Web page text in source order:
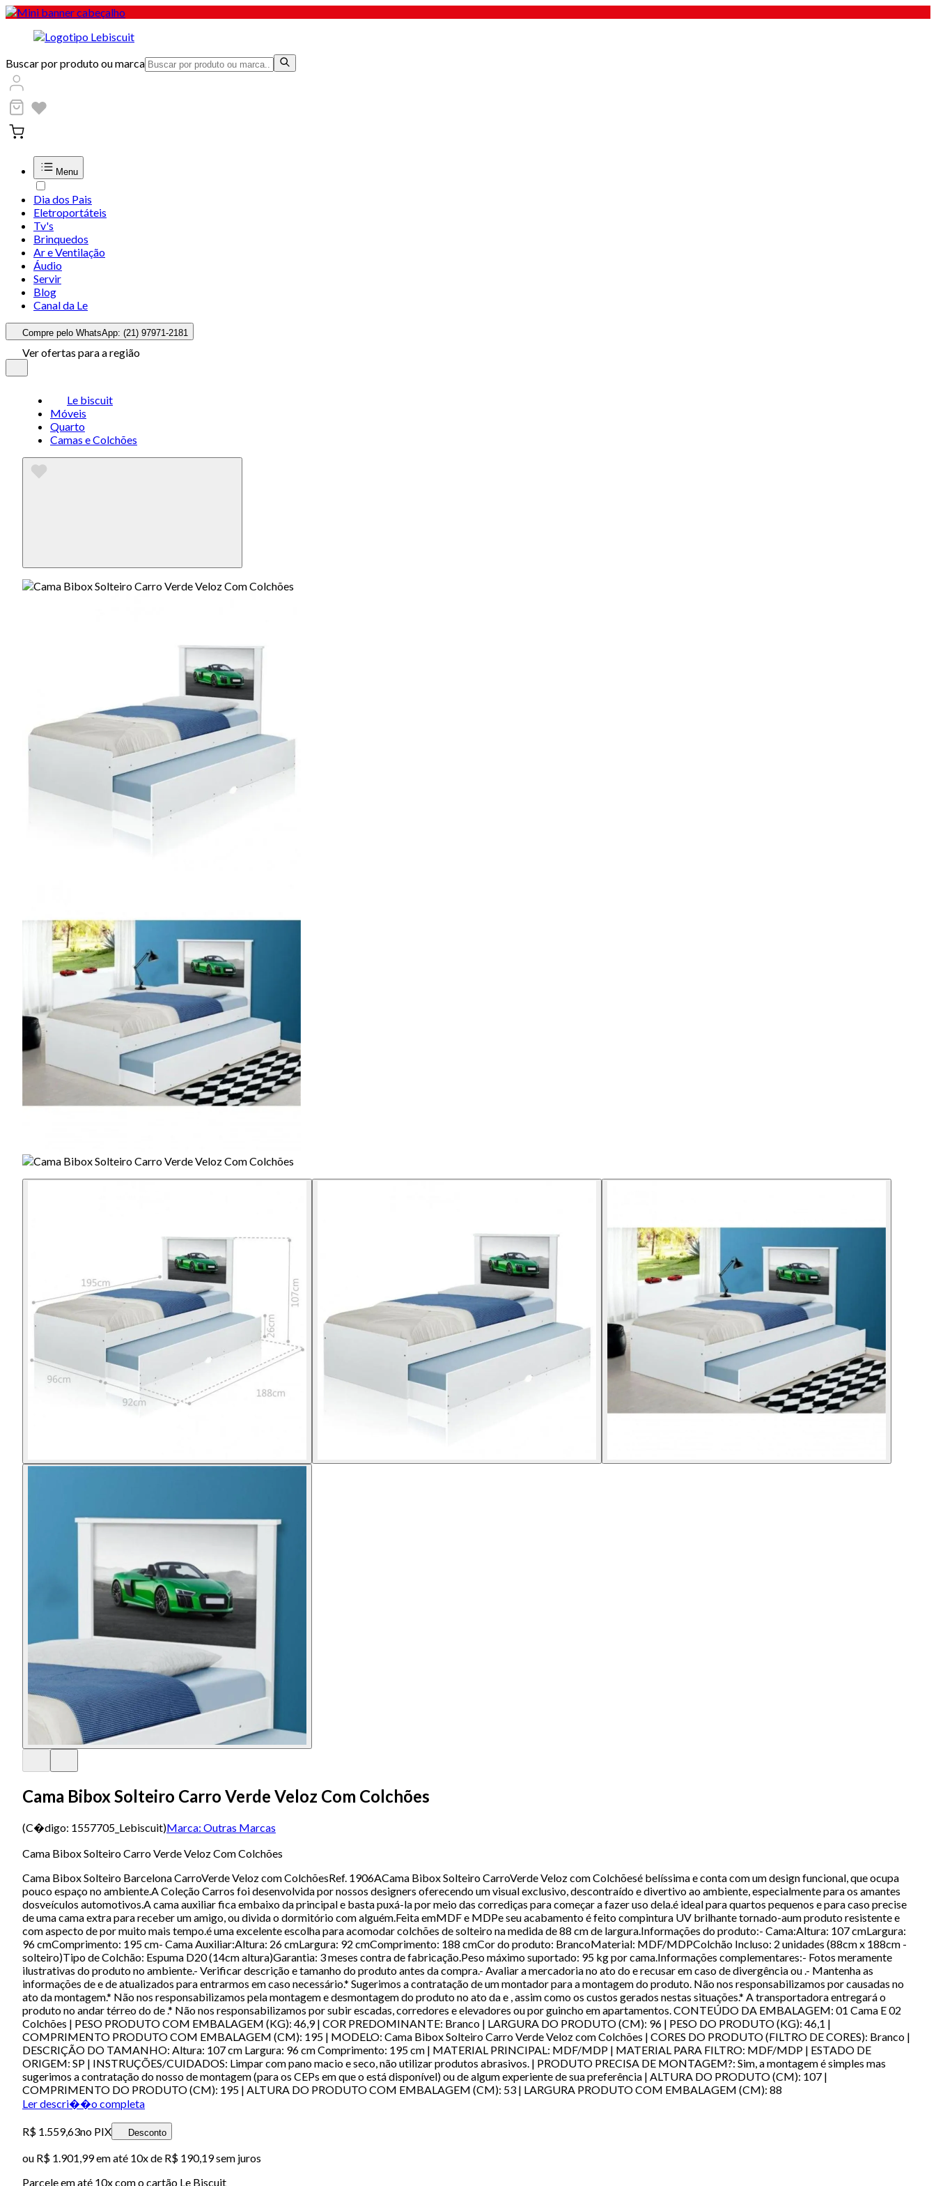
Buscar por produto ou marca
Menu
Dia dos Pais
Eletroportáteis
Tv's
Brinquedos
Ar e Ventilação
Áudio
Servir
Blog
Canal da Le
Compre pelo WhatsApp: (21) 97971-2181
Ver ofertas para a região
Le biscuit
Móveis
Quarto
Camas e Colchões
Cama Bibox Solteiro Carro Verde Veloz Com Colchões
(C�digo: 1557705_Lebiscuit)Marca: Outras Marcas
Cama Bibox Solteiro Carro Verde Veloz Com Colchões
Cama Bibox Solteiro Barcelona CarroVerde Veloz com ColchõesRef. 1906ACama Bibox Solteiro CarroVerde Veloz com Colchõesé belíssima e conta com um design funcional, que ocupa
pouco espaço no ambiente.A Coleção Carros foi desenvolvida por nossos designers oferecendo um visual exclusivo, descontraído e divertivo ao ambiente, especialmente para os amantes
dosveículos automotivos.A cama auxiliar fica embaixo da principal e basta puxá-la por meio das corrediças para começar a fazer uso dela.é ideal para quartos pequenos e para caso precise
de uma cama extra para receber um amigo, ou divida o dormitório com alguém.Feita emMDF e MDPe seu acabamento é feito compintura UV brilhante tornado-aum produto resistente e
com aspecto de por muito mais tempo.é uma excelente escolha para acomodar colchões de solteiro na medida de 88 cm de largura.Informações do produto:- Cama:Altura: 107 cmLargura:
96 cmComprimento: 195 cm- Cama Auxiliar:Altura: 26 cmLargura: 92 cmComprimento: 188 cmCor do produto: BrancoMaterial: MDF/MDPColchão Incluso: 2 unidades (88cm x 188cm -
solteiro)Tipo de Colchão: Espuma D20 (14cm altura)Garantia: 3 meses contra de fabricação.Peso máximo suportado: 95 kg por cama.Informações complementares:- Fotos meramente
ilustrativas do produto no ambiente.- Verificar descrição e tamanho do produto antes da compra.- Avaliar a mercadoria no ato do e recusar em caso de divergência ou .- Mantenha as
informações de e de atualizados para entrarmos em caso necessário.* Sugerimos a contratação de um montador para a montagem do produto. Não nos responsabilizamos por causadas no
ato da montagem.* Não nos responsabilizamos pela montagem e desmontagem do produto no ato da e , assim como os custos gerados nestas situações.* A transportadora entregará o
produto no andar térreo do de .* Não nos responsabilizamos por subir escadas, corredores e elevadores ou por guincho em apartamentos. CONTEÚDO DA EMBALAGEM: 01 Cama E 02
Colchões | PESO PRODUTO COM EMBALAGEM (KG): 46,9 | COR PREDOMINANTE: Branco | LARGURA DO PRODUTO (CM): 96 | PESO DO PRODUTO (KG): 46,1 |
COMPRIMENTO PRODUTO COM EMBALAGEM (CM): 195 | MODELO: Cama Bibox Solteiro Carro Verde Veloz com Colchões | CORES DO PRODUTO (FILTRO DE CORES): Branco |
DESCRIÇÃO DO TAMANHO: Altura: 107 cm Largura: 96 cm Comprimento: 195 cm | MATERIAL PRINCIPAL: MDF/MDP | MATERIAL PARA FILTRO: MDF/MDP | ESTADO DE
ORIGEM: SP | INSTRUÇÕES/CUIDADOS: Limpar com pano macio e seco, não utilizar produtos abrasivos. | PRODUTO PRECISA DE MONTAGEM?: Sim, a montagem é simples mas
sugerimos a contratação do nosso de montagem (para os CEPs em que o está disponível) ou de algum experiente de sua preferência | ALTURA DO PRODUTO (CM): 107 |
COMPRIMENTO DO PRODUTO (CM): 195 | ALTURA DO PRODUTO COM EMBALAGEM (CM): 53 | LARGURA PRODUTO COM EMBALAGEM (CM): 88
Ler descri��o completa
R$ 1.559,63no PIX Desconto
ou R$ 1.901,99em até 10x de R$ 190,19 sem juros
Parcele em até 10x com o cartão Le Biscuit